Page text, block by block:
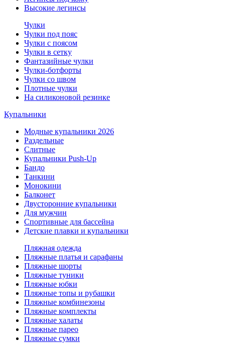
Высокие легинсы
Чулки
Чулки под пояс
Чулки с поясом
Чулки в сетку
Фантазийные чулки
Чулки-ботфорты
Чулки со швом
Плотные чулки
На силиконовой резинке
Купальники
Модные купальники 2026
Раздельные
Слитные
Купальники Push-Up
Бандо
Танкини
Монокини
Балконет
Двусторонние купальники
Для мужчин
Спортивные для бассейна
Детские плавки и купальники
Пляжная одежда
Пляжные платья и сарафаны
Пляжные шорты
Пляжные туники
Пляжные юбки
Пляжные топы и рубашки
Пляжные комбинезоны
Пляжные комплекты
Пляжные халаты
Пляжные парео
Пляжные сумки